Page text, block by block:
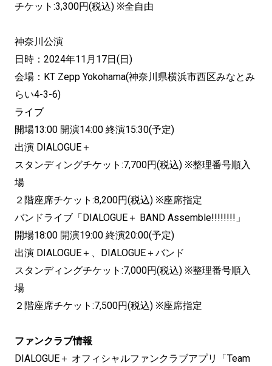
チケット:3,300円(税込) ※全自由
神奈川公演
日時：2024年11月17日(日)
会場：KT Zepp Yokohama(神奈川県横浜市西区みなとみ
らい4-3-6)
ライブ
開場13:00 開演14:00 終演15:30(予定)
出演 DIALOGUE＋
スタンディングチケット:7,700円(税込) ※整理番号順入
場
２階座席チケット:8,200円(税込) ※座席指定
バンドライブ「DIALOGUE＋ BAND Assemble!!!!!!!!」
開場18:00 開演19:00 終演20:00(予定)
出演 DIALOGUE＋、DIALOGUE＋バンド
スタンディングチケット:7,000円(税込) ※整理番号順入
場
２階座席チケット:7,500円(税込) ※座席指定
ファンクラブ情報
DIALOGUE＋ オフィシャルファンクラブアプリ「Team